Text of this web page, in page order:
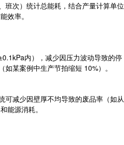
班次）统计总能耗，结合产量计算单位
效率。
内），减少因压力波动导致的停
某案例中生产节拍缩短 10%）。
可减少因壁厚不均导致的废品率（如从
能源消耗。